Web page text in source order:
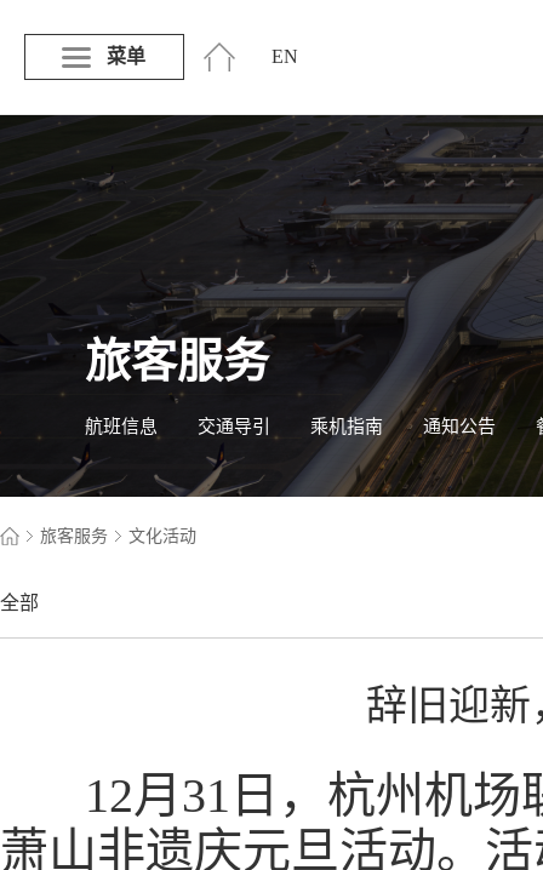
菜单 EN
旅客服务
航班信息 交通导引 乘机指南 通知公告
旅客服务 文化活动
全部
辞旧迎新
12月31日，杭州机场
萧山非遗庆元旦活动。